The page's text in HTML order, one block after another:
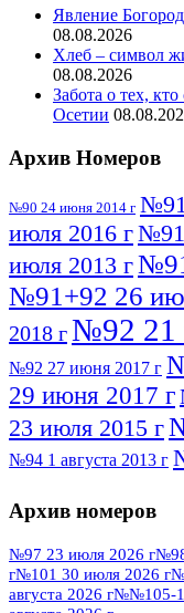
Явление
08.08.2026
Хлеб – символ
08.08.2026
Забота о тех,
Осетии
Архив Номеров
№90 24 июня 2014 г №91
июля 2016 г№91
июля 2013 г
№91+92 26
2018 г№92 21
№92 27 июня 2017 г
29 июня 2017 г
23 июля 2015 г
№94 1 августа 2013 г
№95 7 августа
№95 28 июля
2013 г№96 6
Архив номеров
№97 23 июля 2026 г
г№101 30 июля 2026 г
августа 2026 г№№105-